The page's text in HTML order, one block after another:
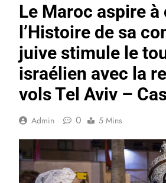
Le Maroc aspire à
l’Histoire de sa
juive stimule le
israélien avec la
vols Tel Aviv –
Admin 0 5 Mins